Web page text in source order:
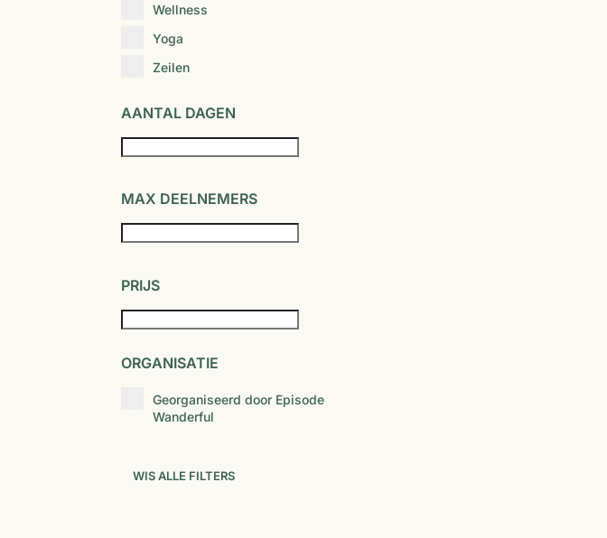
Wellness
Yoga
Zeilen
AANTAL DAGEN
MAX DEELNEMERS
PRIJS
ORGANISATIE
Georganiseerd door Episode
Wanderful
WIS ALLE FILTERS